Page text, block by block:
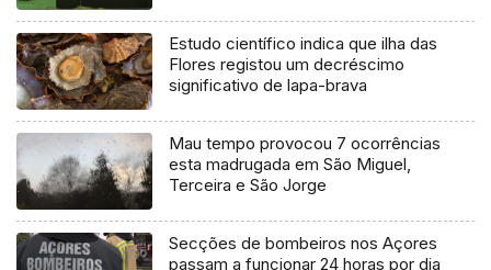
Estudo científico indica que ilha das
Flores registou um decréscimo
significativo de lapa-brava
Mau tempo provocou 7 ocorrências
esta madrugada em São Miguel,
Terceira e São Jorge
Secções de bombeiros nos Açores
passam a funcionar 24 horas por dia